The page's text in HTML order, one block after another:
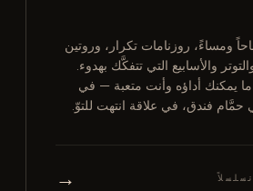
ومساءً، روزنامات تكرار، وروتين
والأسابيع التي تتفكَّك بهدوء.
يمكنك أداؤه وأنت متعبة — في
حمَّام فندق، في علاقة انتهت للتوّ.
→